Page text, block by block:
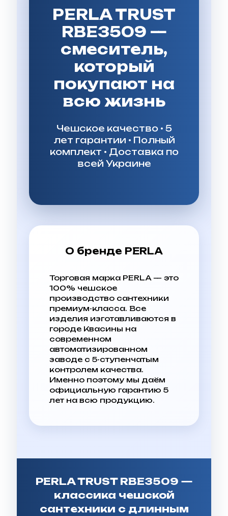
PERLA TRUST
RBE3509 —
смеситель,
который
покупают на
всю жизнь
Чешское качество • 5
лет гарантии • Полный
комплект • Доставка по
всей Украине
О бренде PERLA
Торговая марка PERLA — это
100% чешское
производство сантехники
премиум-класса. Все
изделия изготавливаются в
городе Квасины на
современном
автоматизированном
заводе с 5-ступенчатым
контролем качества.
Именно поэтому мы даём
официальную гарантию 5
лет на всю продукцию.
PERLA TRUST RBE3509 —
классика чешской
сантехники с длинным